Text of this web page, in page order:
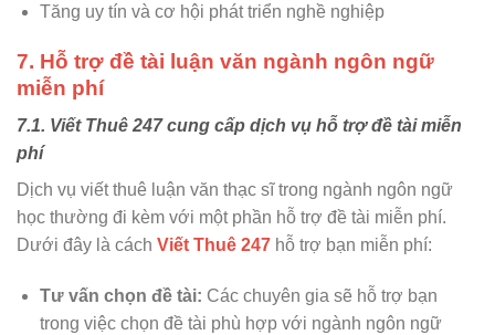
Tăng uy tín và cơ hội phát triển nghề nghiệp
7. Hỗ trợ đề tài luận văn ngành ngôn ngữ
miễn phí
7.1. Viết Thuê 247 cung cấp dịch vụ hỗ trợ đề tài miễn
phí
Dịch vụ viết thuê luận văn thạc sĩ trong ngành ngôn ngữ
học thường đi kèm với một phần hỗ trợ đề tài miễn phí.
Dưới đây là cách Viết Thuê 247 hỗ trợ bạn miễn phí:
Tư vấn chọn đề tài: Các chuyên gia sẽ hỗ trợ bạn
trong việc chọn đề tài phù hợp với ngành ngôn ngữ